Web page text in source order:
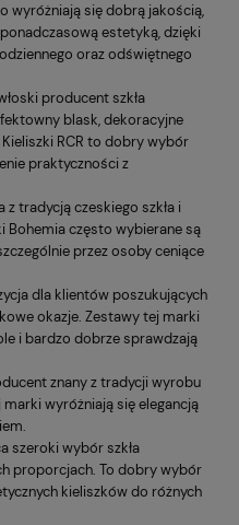
wyróżniają się dobrą jakością,
estetyką, dzięki
oraz odświętnego
producent szkła
blask, dekoracyjne
RCR to dobry wybór
praktyczności z
tradycją czeskiego szkła i
Bohemia często wybierane są
przez osoby ceniące
dla klientów poszukujących
okazje. Zestawy tej marki
i bardzo dobrze sprawdzają
znany z tradycji wyrobu
marki wyróżniają się elegancją
szeroki wybór szkła
proporcjach. To dobry wybór
kieliszków do różnych